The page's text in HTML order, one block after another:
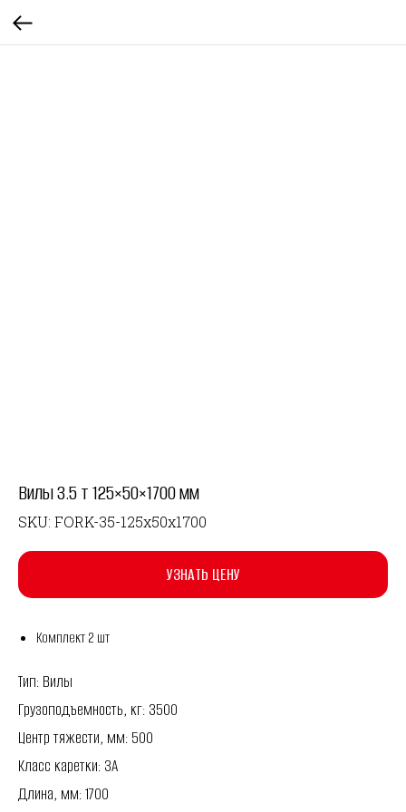
Вилы 3.5 т 125×50×1700 мм
SKU: FORK-35-125x50x1700
УЗНАТЬ ЦЕНУ
Комплект 2 шт
Тип: Вилы
Грузоподъемность, кг: 3500
Центр тяжести, мм: 500
Класс каретки: 3A
Длина, мм: 1700